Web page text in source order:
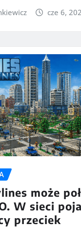
cze 6,
może
W sieci
przeciek